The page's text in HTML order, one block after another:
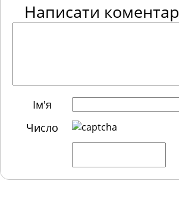
Написати коментар
Ім'я
Число